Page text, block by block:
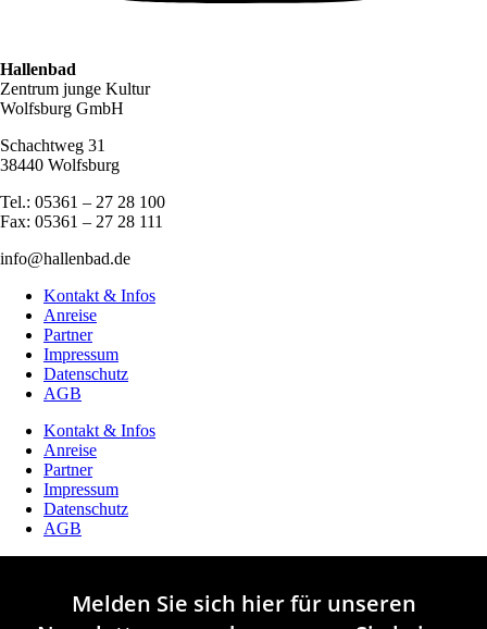
Hallenbad
Zentrum junge Kultur
Wolfsburg GmbH
Schachtweg 31
38440 Wolfsburg
Tel.: 05361 – 27 28 100
Fax: 05361 – 27 28 111
info@hallenbad.de
Kontakt & Infos
Anreise
Partner
Impressum
Datenschutz
AGB
Kontakt & Infos
Anreise
Partner
Impressum
Datenschutz
AGB